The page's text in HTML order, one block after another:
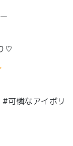
♡
可憐なアイボリ